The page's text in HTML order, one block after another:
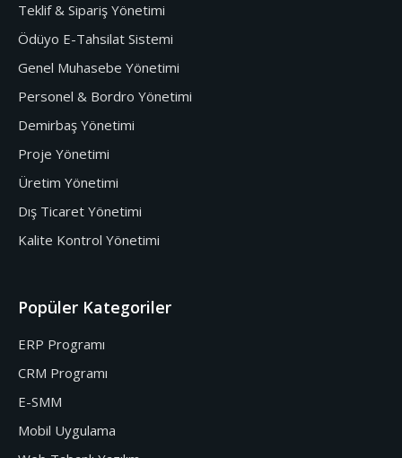
Teklif & Sipariş Yönetimi
Ödüyo E-Tahsilat Sistemi
Genel Muhasebe Yönetimi
Personel & Bordro Yönetimi
Demirbaş Yönetimi
Proje Yönetimi
Üretim Yönetimi
Dış Ticaret Yönetimi
Kalite Kontrol Yönetimi
Popüler Kategoriler
ERP Programı
CRM Programı
E-SMM
Mobil Uygulama